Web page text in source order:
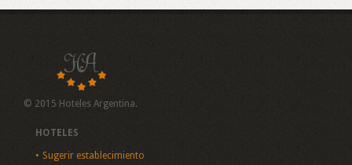
© 2015 Hoteles Argentina.
HOTELES
Sugerir establecimiento